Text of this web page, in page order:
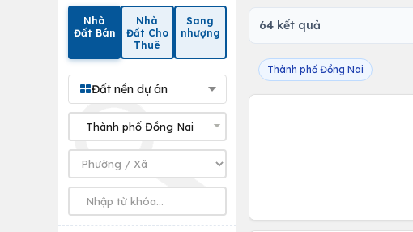
Nhà
Đất Bán
Nhà
Đất Cho
Thuê
Sang
nhượng
Đất nền dự án
64 kết quả
Thành phố Đồng Nai